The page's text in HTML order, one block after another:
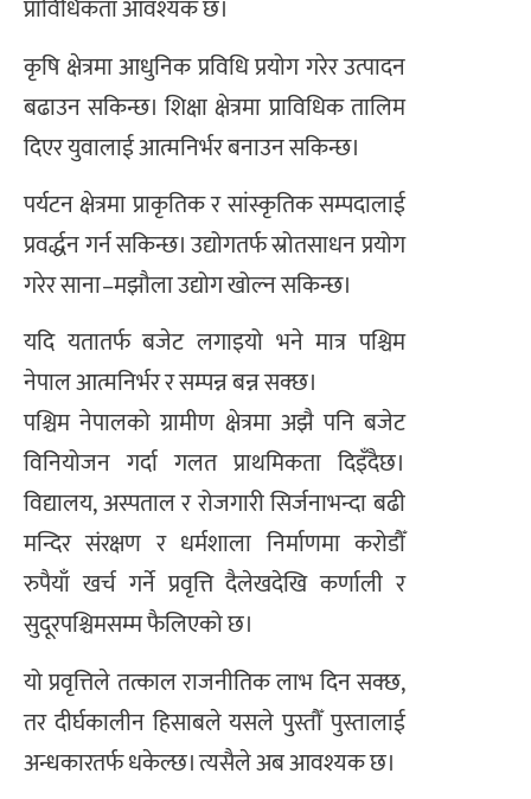
प्राविधिकता आवश्यक छ।
कृषि क्षेत्रमा आधुनिक प्रविधि प्रयोग गरेर उत्पादन
बढाउन सकिन्छ। शिक्षा क्षेत्रमा प्राविधिक तालिम
दिएर युवालाई आत्मनिर्भर बनाउन सकिन्छ।
पर्यटन क्षेत्रमा प्राकृतिक र सांस्कृतिक सम्पदालाई
प्रवर्द्धन गर्न सकिन्छ। उद्योगतर्फ स्रोतसाधन प्रयोग
गरेर साना–मझौला उद्योग खोल्न सकिन्छ।
यदि यतातर्फ बजेट लगाइयो भने मात्र पश्चिम
नेपाल आत्मनिर्भर र सम्पन्न बन्न सक्छ।
पश्चिम नेपालको ग्रामीण क्षेत्रमा अझै पनि बजेट
विनियोजन गर्दा गलत प्राथमिकता दिइँदैछ।
विद्यालय, अस्पताल र रोजगारी सिर्जनाभन्दा बढी
मन्दिर संरक्षण र धर्मशाला निर्माणमा करोडौँ
रुपैयाँ खर्च गर्ने प्रवृत्ति दैलेखदेखि कर्णाली र
सुदूरपश्चिमसम्म फैलिएको छ।
यो प्रवृत्तिले तत्काल राजनीतिक लाभ दिन सक्छ,
तर दीर्घकालीन हिसाबले यसले पुस्तौँ पुस्तालाई
अन्धकारतर्फ धकेल्छ। त्यसैले अब आवश्यक छ।